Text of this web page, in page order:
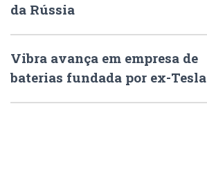
da Rússia
Vibra avança em empresa de
baterias fundada por ex-Tesla